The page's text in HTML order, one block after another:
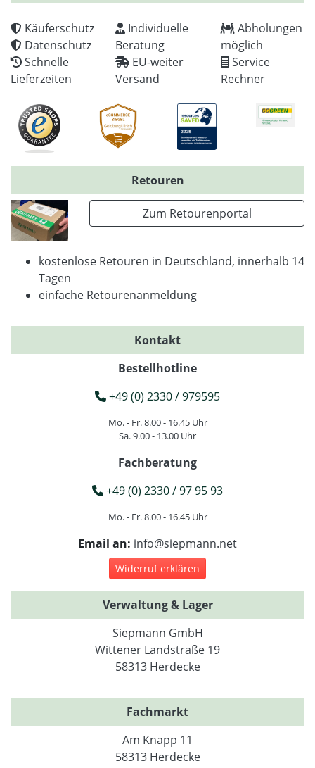
Käuferschutz
Datenschutz
Schnelle
Lieferzeiten
Individuelle
Beratung
EU-weiter
Versand
Abholungen
möglich
Service
Rechner
Retouren
Zum Retourenportal
kostenlose Retouren in Deutschland, innerhalb 14
Tagen
einfache Retourenanmeldung
Kontakt
Bestellhotline
+49 (0) 2330 / 979595
Mo. - Fr. 8.00 - 16.45 Uhr
Sa. 9.00 - 13.00 Uhr
Fachberatung
+49 (0) 2330 / 97 95 93
Mo. - Fr. 8.00 - 16.45 Uhr
Email an: info@siepmann.net
Widerruf erklären
Verwaltung & Lager
Siepmann GmbH
Wittener Landstraße 19
58313 Herdecke
Fachmarkt
Am Knapp 11
58313 Herdecke